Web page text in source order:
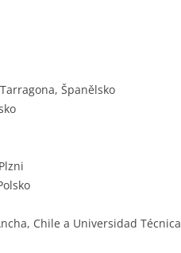
Španělsko
Chile a Universidad Técnica